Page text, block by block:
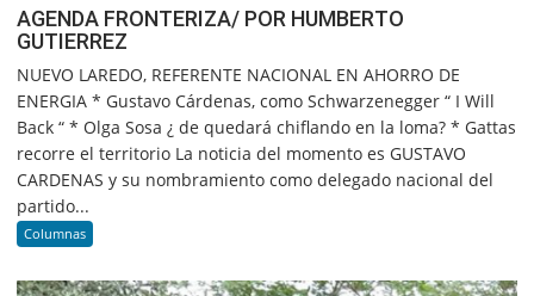
AGENDA FRONTERIZA/ POR HUMBERTO
GUTIERREZ
NUEVO LAREDO, REFERENTE NACIONAL EN AHORRO DE
ENERGIA * Gustavo Cárdenas, como Schwarzenegger “ I Will
Back “ * Olga Sosa ¿ de quedará chiflando en la loma? * Gattas
recorre el territorio La noticia del momento es GUSTAVO
CARDENAS y su nombramiento como delegado nacional del
partido...
Columnas